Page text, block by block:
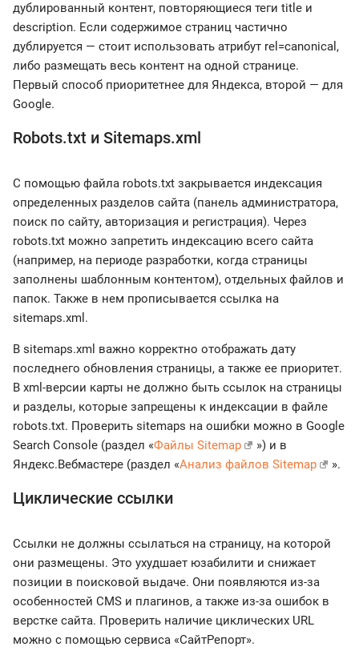
дублированный контент, повторяющиеся теги title и
description. Если содержимое страниц частично
дублируется — стоит использовать атрибут rel=canonical,
либо размещать весь контент на одной странице.
Первый способ приоритетнее для Яндекса, второй — для
Google.
Robots.txt и Sitemaps.xml
С помощью файла robots.txt закрывается индексация
определенных разделов сайта (панель администратора,
поиск по сайту, авторизация и регистрация). Через
robots.txt можно запретить индексацию всего сайта
(например, на периоде разработки, когда страницы
заполнены шаблонным контентом), отдельных файлов и
папок. Также в нем прописывается ссылка на
sitemaps.xml.
В sitemaps.xml важно корректно отображать дату
последнего обновления страницы, а также ее приоритет.
В xml-версии карты не должно быть ссылок на страницы
и разделы, которые запрещены к индексации в файле
robots.txt. Проверить sitemaps на ошибки можно в Google
Search Console (раздел «Файлы Sitemap
») и в
Яндекс.Вебмастере (раздел «Анализ файлов Sitemap ».
Циклические ссылки
Ссылки не должны ссылаться на страницу, на которой
они размещены. Это ухудшает юзабилити и снижает
позиции в поисковой выдаче. Они появляются из-за
особенностей CMS и плагинов, а также из-за ошибок в
верстке сайта. Проверить наличие циклических URL
можно с помощью сервиса «СайтРепорт».